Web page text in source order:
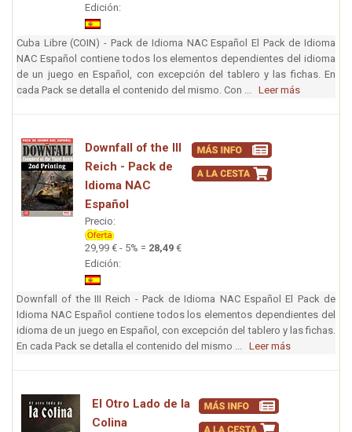
Edición:
Cuba Libre (COIN) - Pack de Idioma NAC Español El Pack de Idioma
NAC Español contiene todos los elementos dependientes del idioma
de un juego en Español, con excepción del tablero y las fichas. En
cada Pack se detalla el contenido del mismo. Con ... Leer más
Downfall of the III
Reich - Pack de
Idioma NAC
Español
Precio:
29,99 € - 5% = 28,49 €
Edición:
Downfall of the III Reich - Pack de Idioma NAC Español El Pack de
Idioma NAC Español contiene todos los elementos dependientes del
idioma de un juego en Español, con excepción del tablero y las fichas.
En cada Pack se detalla el contenido del mismo ... Leer más
El Otro Lado de la
Colina